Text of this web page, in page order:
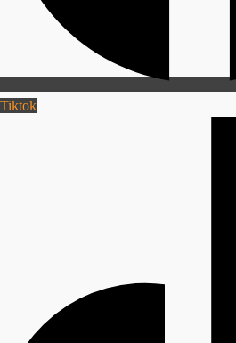
Tiktok